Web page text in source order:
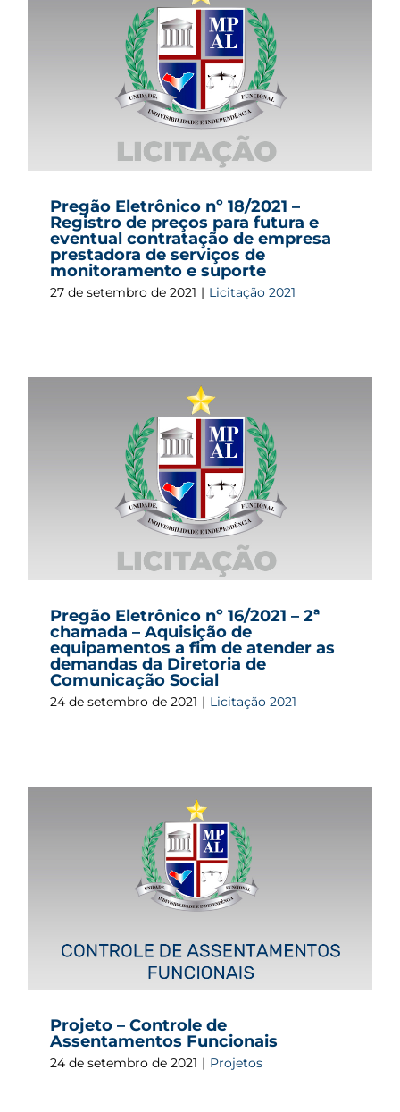
Pregão Eletrônico nº 18/2021 –
Registro de preços para futura e
eventual contratação de empresa
prestadora de serviços de
monitoramento e suporte
27 de setembro de 2021 | Licitação 2021
Pregão Eletrônico nº 16/2021 – 2ª
chamada – Aquisição de
equipamentos a fim de atender as
demandas da Diretoria de
Comunicação Social
24 de setembro de 2021 | Licitação 2021
Projeto – Controle de
Assentamentos Funcionais
24 de setembro de 2021 | Projetos